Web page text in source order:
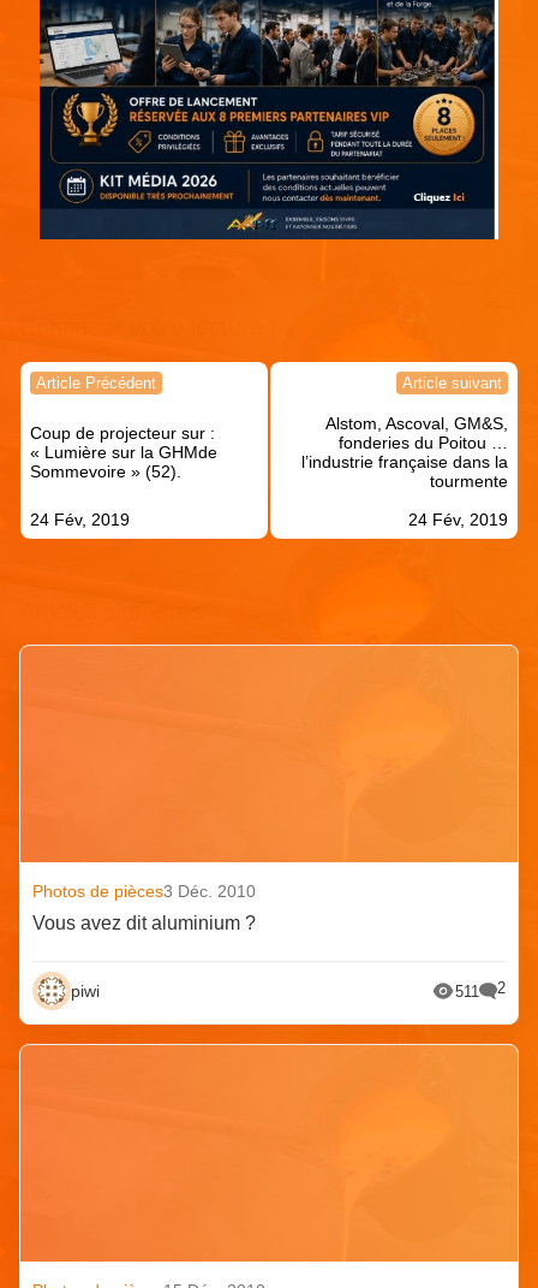
Navigation
l’article
Article Précédent
Coup de projecteur sur :
« Lumière sur la GHMde
Sommevoire » (52).
24 Fév, 2019
Article suivant
Alstom, Ascoval, GM&S,
fonderies du Poitou …
l’industrie française dans la
tourmente
24 Fév, 2019
Photos de pièces3 Déc. 2010
Vous avez dit aluminium ?
piwi 511 2